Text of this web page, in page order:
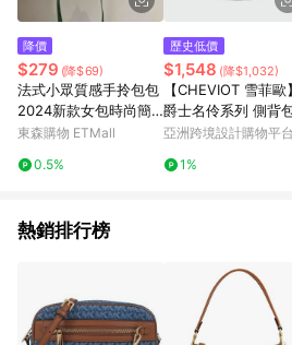
降價
$279 (降$69)
法式小眾質感手拎包包
2024新款女包時尚簡
約斜挎包流行爆款凱莉
東森購物 ETMall
0.5%
歷史低價
$1,548 (降$1,032)
【CHEVIOT 雪菲歐】
爵士名伶系列 側背
9127
亞洲跨境設計購物平台
1%
熱銷排行榜